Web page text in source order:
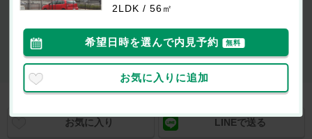
最新の空室状況が知りたい
内見したい
知りたい
知りたい
お気に入り LINEで送る
2LDK / 56㎡
希望日時を選んで内見予約 無料
お気に入りに追加